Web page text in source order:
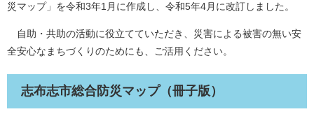
災マップ」を令和3年1月に作成し、令和5年4月に改訂しました。
自助・共助の活動に役立てていただき、災害による被害の無い安
全安心なまちづくりのためにも、ご活用ください。
志布志市総合防災マップ（冊子版）